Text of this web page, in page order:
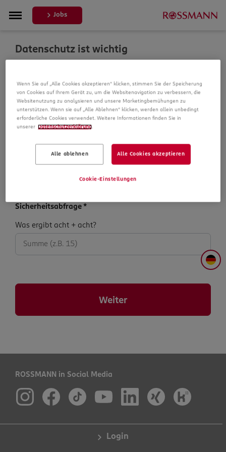
DE
Jobs
Datenschutz ist wichtig
verarbeiten wir Daten von Ihnen. In unseren
Datenschutzbestimmungen informieren wir Sie über die
Datenspeicherung und Ihre Rechte, bevor Sie mit Ihrer
Bewerbung fortfahren.
Datenschutz­hinweise
Datenschutzhinweise
Sicherheits­abfrage *
Sicherheits­
abfrage:
Was ergibt acht + acht?
Weiter
ROSSMANN in Social Media
Login
Wenn Sie auf „Alle Cookies akzeptieren“ klicken, stimmen Sie der Speicherung
von Cookies auf Ihrem Gerät zu, um die Websitenavigation zu verbessern, die
Websitenutzung zu analysieren und unsere Marketingbemühungen zu
unterstützen. Wenn sie auf „Alle Ablehnen“ klicken, werden allein unbedingt
erforderliche Cookies verwendet. Weitere Informationen finden Sie in
unserer Datenschutzerklärung
Alle ablehnen Alle Cookies akzeptieren
Cookie-Einstellungen